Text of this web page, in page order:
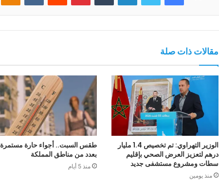
مقالات ذات صلة
الوزير التهراوي: تم تخصيص 1.4 مليار
درهم لتعزيز العرض الصحي بإقليم
سطات ومشروع مستشفى جديد
منذ يومين
طقس السبت.. أجواء حارة مستمرة
بعدد من مناطق المملكة
منذ 5 أيام